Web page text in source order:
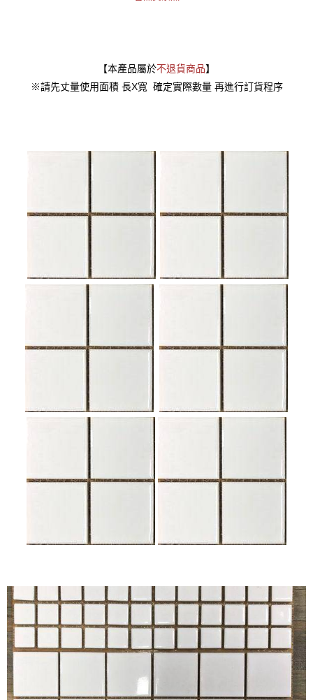
【本產品屬於不退貨商品】
※請先丈量使用面積 長X寬 確定實際數量 再進行訂貨程序